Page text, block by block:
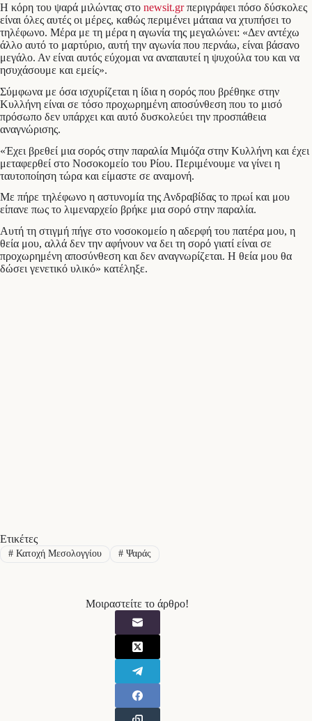
Η κόρη του ψαρά μιλώντας στο newsit.grπεριγράφει πόσο δύσκολες
είναι όλες αυτές οι μέρες, καθώς περιμένει μάταια να χτυπήσει το
τηλέφωνο. Μέρα με τη μέρα η αγωνία της μεγαλώνει: «Δεν αντέχω
άλλο αυτό το μαρτύριο, αυτή την αγωνία που περνάω, είναι βάσανο
μεγάλο. Αν είναι αυτός εύχομαι να αναπαυτεί η ψυχούλα του και να
ησυχάσουμε και εμείς».
Σύμφωνα με όσα ισχυρίζεται η ίδια η σορός που βρέθηκε στην
Κυλλήνη είναι σε τόσο προχωρημένη αποσύνθεση που το μισό
πρόσωπο δεν υπάρχει και αυτό δυσκολεύει την προσπάθεια
αναγνώρισης.
«Έχει βρεθεί μια σορός στην παραλία Μιμόζα στην Κυλλήνη και έχει
μεταφερθεί στο Νοσοκομείο του Ρίου. Περιμένουμε να γίνει η
ταυτοποίηση τώρα και είμαστε σε αναμονή.
Με πήρε τηλέφωνο η αστυνομία της Ανδραβίδας το πρωί και μου
είπανε πως το λιμεναρχείο βρήκε μια σορό στην παραλία.
Αυτή τη στιγμή πήγε στο νοσοκομείο η αδερφή του πατέρα μου, η
θεία μου, αλλά δεν την αφήνουν να δει τη σορό γιατί είναι σε
προχωρημένη αποσύνθεση και δεν αναγνωρίζεται. Η θεία μου θα
δώσει γενετικό υλικό» κατέληξε.
Ετικέτες
#Κατοχή Μεσολογγίου #Ψαράς
Μοιραστείτε το άρθρο!